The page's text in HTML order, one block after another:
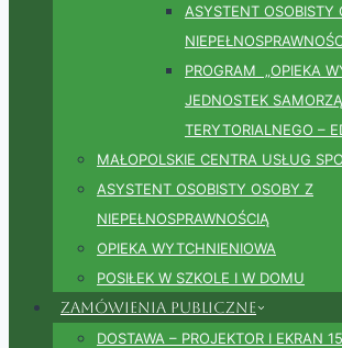
ASYSTENT OSOBISTY
PROGRAM „OPIEKA
JEDNOSTEK
TERYTORIALNEGO –
MAŁOPOLSKIE CENTRA USŁUG
ASYSTENT OSOBISTY OSOBY Z
NIEPEŁNOSPRAWNOŚCIĄ
OPIEKA WYTCHNIENIOWA
POSIŁEK W SZKOLE I W DOMU
Zamówienia publiczne
DOSTAWA – PROJEKTOR I EKRAN